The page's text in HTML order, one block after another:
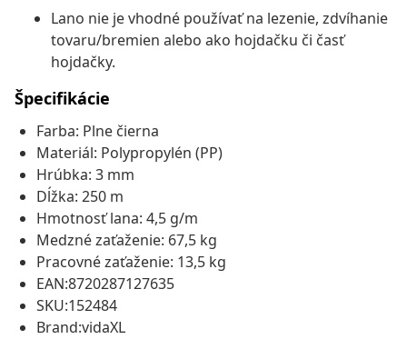
Lano nie je vhodné používať na lezenie, zdvíhanie
tovaru/bremien alebo ako hojdačku či časť
hojdačky.
Špecifikácie
Farba: Plne čierna
Materiál: Polypropylén (PP)
Hrúbka: 3 mm
Dĺžka: 250 m
Hmotnosť lana: 4,5 g/m
Medzné zaťaženie: 67,5 kg
Pracovné zaťaženie: 13,5 kg
EAN:8720287127635
SKU:152484
Brand:vidaXL